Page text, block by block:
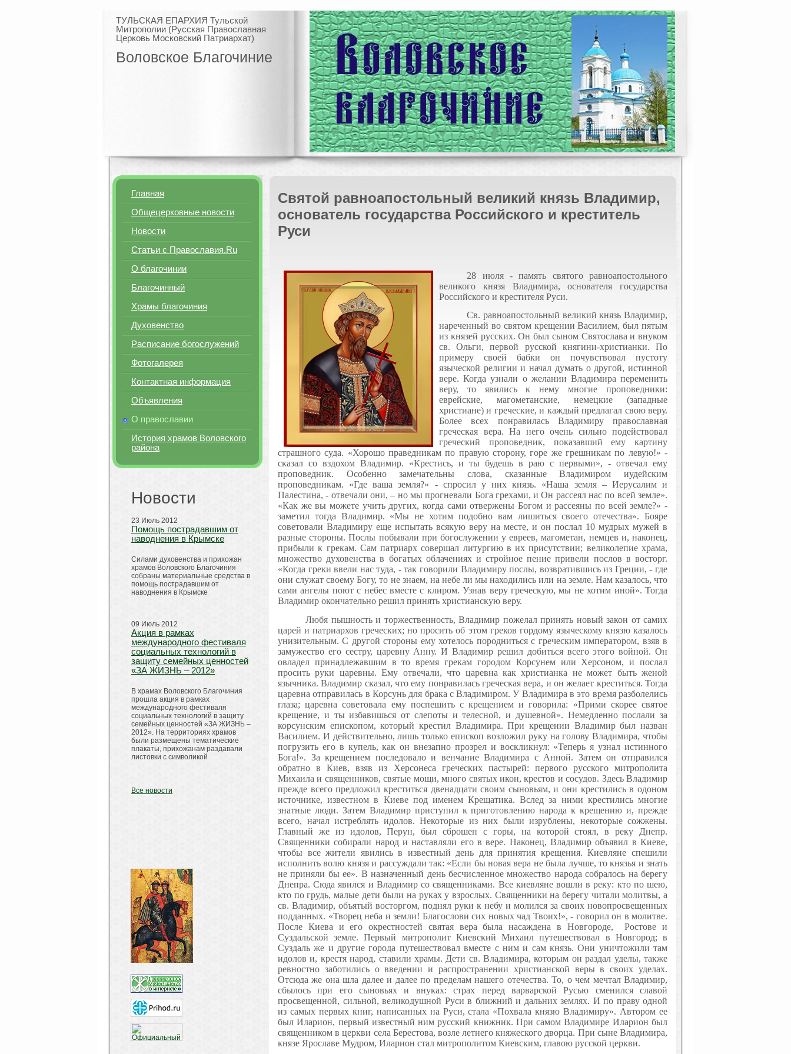
ТУЛЬСКАЯ ЕПАРХИЯ Тульской
Митрополии (Русская Православная
Церковь Московский Патриархат)
Воловское Благочиние
Главная
Общецерковные новости
Новости
Статьи с Православия.Ru
О благочинии
Благочинный
Храмы благочиния
Духовенство
Расписание богослужений
Фотогалерея
Контактная информация
Объявления
О православии
История храмов Воловского
района
Новости
23 Июль 2012
Помощь пострадавшим от
наводнения в Крымске
Силами духовенства и прихожан
храмов Воловского Благочиния
собраны материальные средства в
помощь пострадавшим от
наводнения в Крымске
09 Июль 2012
Акция в рамках
международного фестиваля
социальных технологий в
защиту семейных ценностей
«ЗА ЖИЗНЬ – 2012»
В храмах Воловского Благочиния
прошла акция в рамках
международного фестиваля
социальных технологий в защиту
семейных ценностей «ЗА ЖИЗНЬ –
2012». На территориях храмов
были размещены тематические
плакаты, прихожанам раздавали
листовки с символикой
Все новости
Cвятой равноапостольный великий князь Владимир,
основатель государства Российского и креститель
Руси
28 июля - память святого равноапостольного
великого князя Владимира, основателя государства
Российского и крестителя Руси.
Св. равноапостольный великий князь Владимир,
нареченный во святом крещении Василием, был пятым
из князей русских. Он был сыном Святослава и внуком
св. Ольги, первой русской княгини-христианки. По
примеру своей бабки он почувствовал пустоту
языческой религии и начал думать о другой, истинной
вере. Когда узнали о желании Владимира переменить
веру, то явились к нему многие проповедники:
еврейские, магометанские, немецкие (западные
христиане) и греческие, и каждый предлагал свою веру.
Более всех понравилась Владимиру православная
греческая вера. На него очень сильно подействовал
греческий проповедник, показавший ему картину
страшного суда. «Хорошо праведникам по правую сторону, горе же грешникам по левую!» -
сказал со вздохом Владимир. «Крестись, и ты будешь в раю с первыми», - отвечал ему
проповедник. Особенно замечательны слова, сказанные Владимиром иудейским
проповедникам. «Где ваша земля?» - спросил у них князь. «Наша земля – Иерусалим и
Палестина, - отвечали они, – но мы прогневали Бога грехами, и Он рассеял нас по всей земле».
«Как же вы можете учить других, когда сами отвержены Богом и рассеяны по всей земле?» -
заметил тогда Владимир. «Мы не хотим подобно вам лишиться своего отечества». Бояре
советовали Владимиру еще испытать всякую веру на месте, и он послал 10 мудрых мужей в
разные стороны. Послы побывали при богослужении у евреев, магометан, немцев и, наконец,
прибыли к грекам. Сам патриарх совершал литургию в их присутствии; великолепие храма,
множество духовенства в богатых облачениях и стройное пение привели послов в восторг.
«Когда греки ввели нас туда, - так говорили Владимиру послы, возвратившись из Греции, - где
они служат своему Богу, то не знаем, на небе ли мы находились или на земле. Нам казалось, что
сами ангелы поют с небес вместе с клиром. Узнав веру греческую, мы не хотим иной». Тогда
Владимир окончательно решил принять христианскую веру.
Любя пышность и торжественность, Владимир пожелал принять новый закон от самих
царей и патриархов греческих; но просить об этом греков гордому языческому князю казалось
унизительным. С другой стороны ему хотелось породниться с греческим императором, взяв в
замужество его сестру, царевну Анну. И Владимир решил добиться всего этого войной. Он
овладел принадлежавшим в то время грекам городом Корсунем или Херсоном, и послал
просить руки царевны. Ему отвечали, что царевна как христианка не может быть женой
язычника. Владимир сказал, что ему понравилась греческая вера, и он желает креститься. Тогда
царевна отправилась в Корсунь для брака с Владимиром. У Владимира в это время разболелись
глаза; царевна советовала ему поспешить с крещением и говорила: «Прими скорее святое
крещение, и ты избавишься от слепоты и телесной, и душевной». Немедленно послали за
корсунским епископом, который крестил Владимира. При крещении Владимир был назван
Василием. И действительно, лишь только епископ возложил руку на голову Владимира, чтобы
погрузить его в купель, как он внезапно прозрел и воскликнул: «Теперь я узнал истинного
Бога!». За крещением последовало и венчание Владимира с Анной. Затем он отправился
обратно в Киев, взяв из Херсонеса греческих пастырей: первого русского митрополита
Михаила и священников, святые мощи, много святых икон, крестов и сосудов. Здесь Владимир
прежде всего предложил креститься двенадцати своим сыновьям, и они крестились в одоном
источнике, известном в Киеве под именем Крещатика. Вслед за ними крестились многие
знатные люди. Затем Владимир приступил к приготовлению народа к крещению и, прежде
всего, начал истреблять идолов. Некоторые из них были изрублены, некоторые сожжены.
Главный же из идолов, Перун, был сброшен с горы, на которой стоял, в реку Днепр.
Священники собирали народ и наставляли его в вере. Наконец, Владимир объявил в Киеве,
чтобы все жители явились в известный день для принятия крещения. Киевляне спешили
исполнить волю князя и рассуждали так: «Если бы новая вера не была лучше, то князья и знать
не приняли бы ее». В назначенный день бесчисленное множество народа собралось на берегу
Днепра. Сюда явился и Владимир со священниками. Все киевляне вошли в реку: кто по шею,
кто по грудь, малые дети были на руках у взрослых. Священники на берегу читали молитвы, а
св. Владимир, объятый восторгом, поднял руки к небу и молился за своих новопросвещенных
подданных. «Творец неба и земли! Благослови сих новых чад Твоих!», - говорил он в молитве.
После Киева и его окрестностей святая вера была насаждена в Новгороде,
Ростове и
Суздальской земле. Первый митрополит Киевский Михаил путешествовал в Новгород; в
Суздаль же и другие города путешествовал вместе с ним и сам князь. Они уничтожили там
идолов и, крестя народ, ставили храмы. Дети св. Владимира, которым он раздал уделы, также
ревностно заботились о введении и распространении христианской веры в своих уделах.
Отсюда же она шла далее и далее по пределам нашего отечества. То, о чем мечтал Владимир,
сбылось при его сыновьях и внуках: страх перед варварской Русью сменился славой
просвещенной, сильной, великодушной Руси в ближний и дальних землях. И по праву одной
из самых первых книг, написанных на Руси, стала «Похвала князю Владимиру». Автором ее
был Иларион, первый известный ним русский книжник. При самом Владимире Иларион был
священником в церкви села Берестова, возле летнего княжеского дворца. При сыне Владимира,
князе Ярославе Мудром, Иларион стал митрополитом Киевским, главою русской церкви.